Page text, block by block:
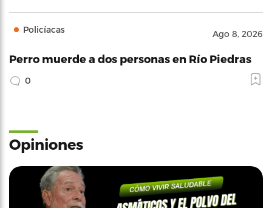
Policíacas Ago 8, 2026
Perro muerde a dos personas en Río Piedras
0
Opiniones